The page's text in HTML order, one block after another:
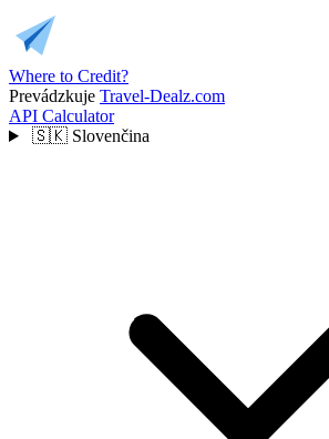
Where to Credit?
Prevádzkuje Travel-Dealz.com
API Calculator
🇸🇰 Slovenčina